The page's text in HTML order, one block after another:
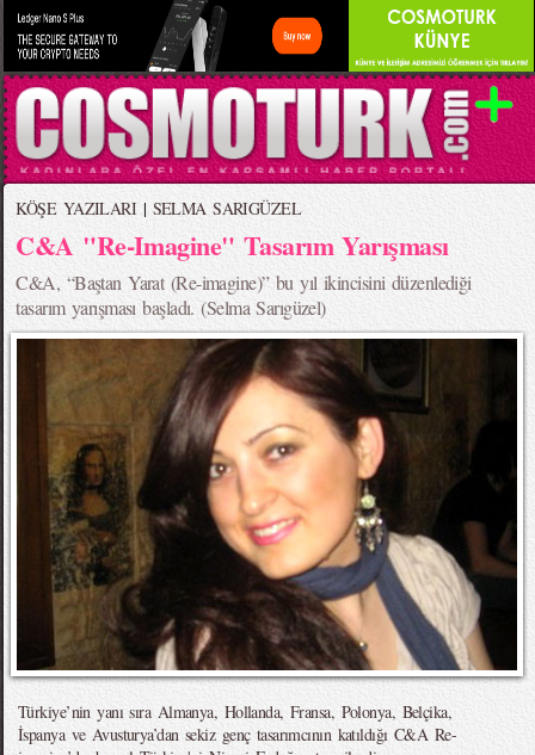
KÖŞE YAZILARI| SELMA SARIGÜZEL
C&A "Re-Imagine" Tasarım Yarışması
C&A, “Baştan Yarat (Re-imagine)” bu yıl ikincisini düzenlediği
tasarım yarışması başladı. (Selma Sarıgüzel)
Türkiye’nin yanı sıra Almanya, Hollanda, Fransa, Polonya, Belçika,
İspanya ve Avusturya’dan sekiz genç tasarımcının katıldığı C&A Re-